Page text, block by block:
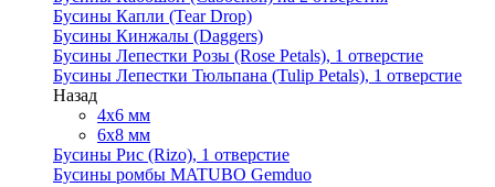
Бусины Капли (Tear Drop)
Бусины Кинжалы (Daggers)
Бусины Лепестки Розы (Rose Petals), 1 отверстие
Бусины Лепестки Тюльпана (Tulip Petals), 1 отверстие
Назад
4x6 мм
6x8 мм
Бусины Рис (Rizo), 1 отверстие
Бусины ромбы MATUBO Gemduo